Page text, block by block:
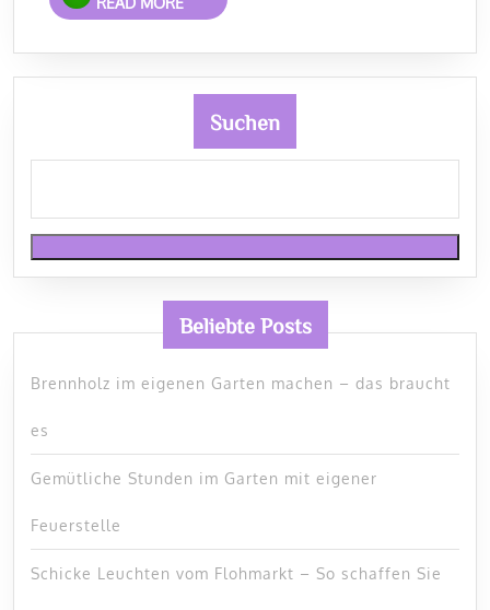
MORE
Suchen
Beliebte Posts
Brennholz im eigenen Garten machen – das braucht
es
Gemütliche Stunden im Garten mit eigener
Feuerstelle
Schicke Leuchten vom Flohmarkt – So schaffen Sie